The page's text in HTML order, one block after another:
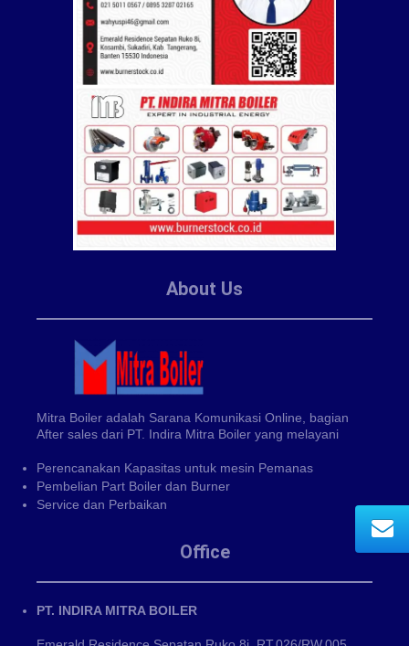
About Us
Mitra Boiler adalah Sarana Komunikasi Online, bagian
After sales dari PT. Indira Mitra Boiler yang melayani
Perencanakan Kapasitas untuk mesin Pemanas
Pembelian Part Boiler dan Burner
Service dan Perbaikan
Office
PT. INDIRA MITRA BOILER